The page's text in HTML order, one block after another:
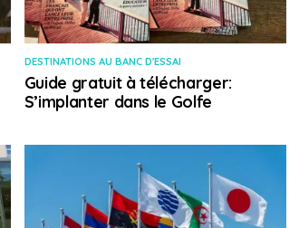
DESTINATIONS AU BANC D'ESSAI
Guide gratuit à télécharger:
S’implanter dans le Golfe